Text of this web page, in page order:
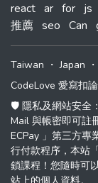
react ar for js
推薦 seo Can
Taiwan ・Japan ・
CodeLove 愛寫扣
🛡️ 隱私及網站安全
Mail 與帳密即可註
ECPay 」第三方專
行付款程序，本站
鎖課程！您隨時可